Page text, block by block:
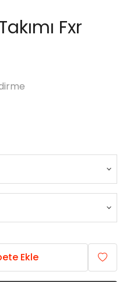
Fxr
Ekle